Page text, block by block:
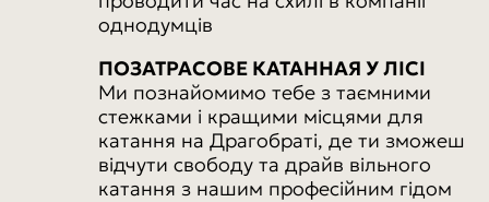
однодумців
ПОЗАТРАСОВЕ КАТАННАЯ У ЛІСІ
Ми познайомимо тебе з таємними
стежками і кращими місцями для
катання на Драгобраті, де ти зможеш
відчути свободу та драйв вільного
катання з нашим професійним гідом